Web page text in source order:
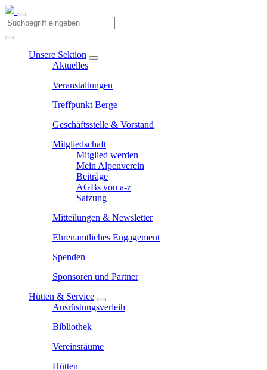
Unsere Sektion
Aktuelles
Veranstaltungen
Treffpunkt Berge
Geschäftsstelle & Vorstand
Mitgliedschaft
Mitglied werden
Mein Alpenverein
Beiträge
AGBs von a-z
Satzung
Mitteilungen & Newsletter
Ehrenamtliches Engagement
Spenden
Sponsoren und Partner
Hütten & Service
Ausrüstungsverleih
Bibliothek
Vereinsräume
Hütten